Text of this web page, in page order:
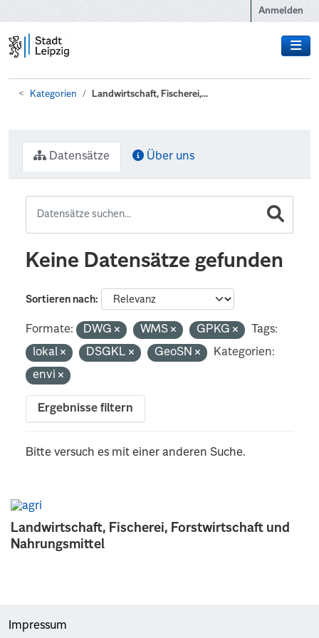
Anmelden
Kategorien Landwirtschaft, Fischerei,...
Landwirtschaft, Fischerei, Forstwirtschaft und
Nahrungsmittel
Datensätze Über uns
Keine Datensätze gefunden
Sortieren nach
Formate: DWG WMS GPKG
Tags:
lokal
DSGKL GeoSN
Kategorien:
envi
Ergebnisse filtern
Bitte versuch es mit einer anderen Suche.
Impressum